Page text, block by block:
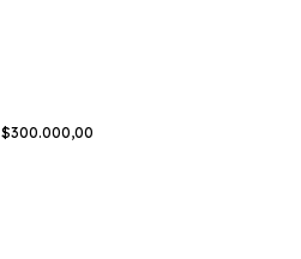
$300.000,00